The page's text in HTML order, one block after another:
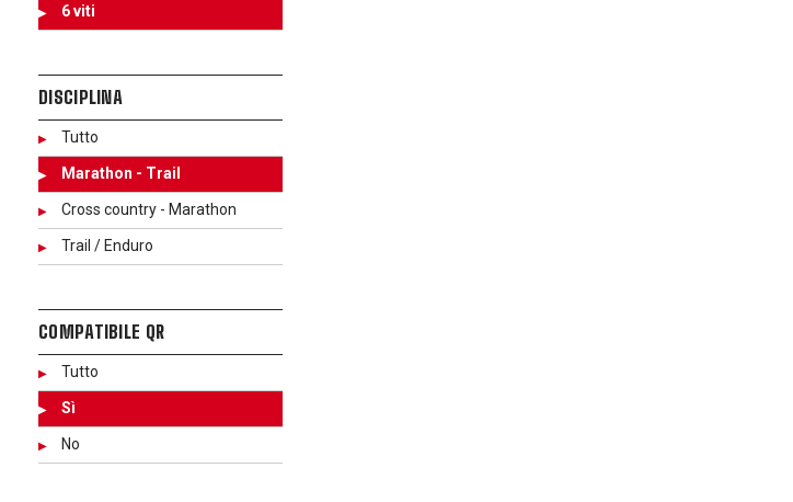
6 viti
DISCIPLINA
Tutto
Marathon - Trail
Cross country - Marathon
Trail / Enduro
COMPATIBILE QR
Tutto
Sì
No